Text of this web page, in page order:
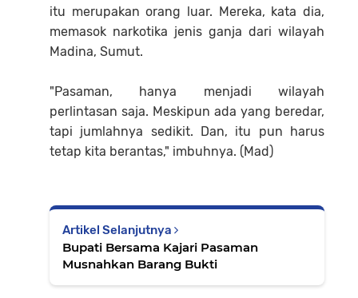
itu merupakan orang luar. Mereka, kata dia,
memasok narkotika jenis ganja dari wilayah
Madina, Sumut.
"Pasaman, hanya menjadi wilayah
perlintasan saja. Meskipun ada yang beredar,
tapi jumlahnya sedikit. Dan, itu pun harus
tetap kita berantas," imbuhnya. (Mad)
Artikel Selanjutnya
Bupati Bersama Kajari Pasaman
Musnahkan Barang Bukti